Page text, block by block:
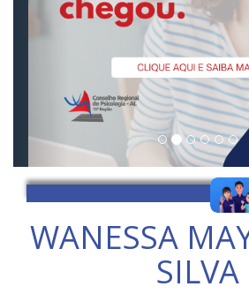
WANESSA
SILVA